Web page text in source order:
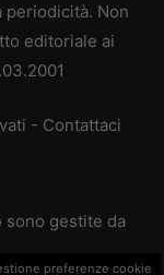
periodicità. Non
editoriale ai
- Contattaci
sono gestite da
preferenze cookie